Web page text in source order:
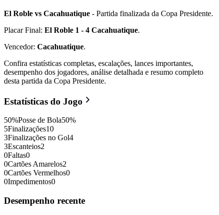
El Roble vs Cacahuatique - Partida finalizada da Copa Presidente.
Placar Final: El Roble 1 - 4 Cacahuatique.
Vencedor: Cacahuatique.
Confira estatísticas completas, escalações, lances importantes,
desempenho dos jogadores, análise detalhada e resumo completo
desta partida da Copa Presidente.
Estatísticas do Jogo
50%Posse de Bola50%
5Finalizações10
3Finalizações no Gol4
3Escanteios2
0Faltas0
0Cartões Amarelos2
0Cartões Vermelhos0
0Impedimentos0
Desempenho recente